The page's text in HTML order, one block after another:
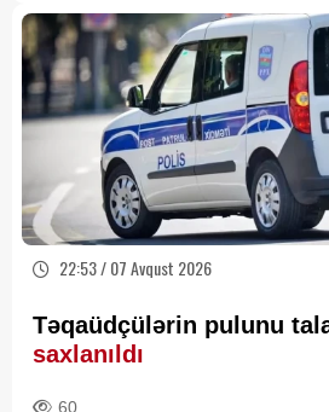
22:53 / 07 Avqust 2026
Təqaüdçülərin pulunu
saxlanıldı
60